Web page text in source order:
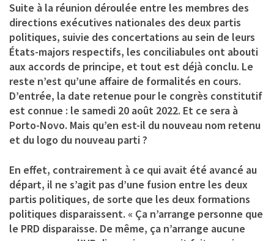
Suite à la réunion déroulée entre les membres des
directions exécutives nationales des deux partis
politiques, suivie des concertations au sein de leurs
États-majors respectifs, les conciliabules ont abouti
aux accords de principe, et tout est déjà conclu. Le
reste n’est qu’une affaire de formalités en cours.
D’entrée, la date retenue pour le congrès constitutif
est connue : le samedi 20 août 2022. Et ce sera à
Porto-Novo. Mais qu’en est-il du nouveau nom retenu
et du logo du nouveau parti ?
En effet, contrairement à ce qui avait été avancé au
départ, il ne s’agit pas d’une fusion entre les deux
partis politiques, de sorte que les deux formations
politiques disparaissent. « Ça n’arrange personne que
le PRD disparaisse. De même, ça n’arrange aucune